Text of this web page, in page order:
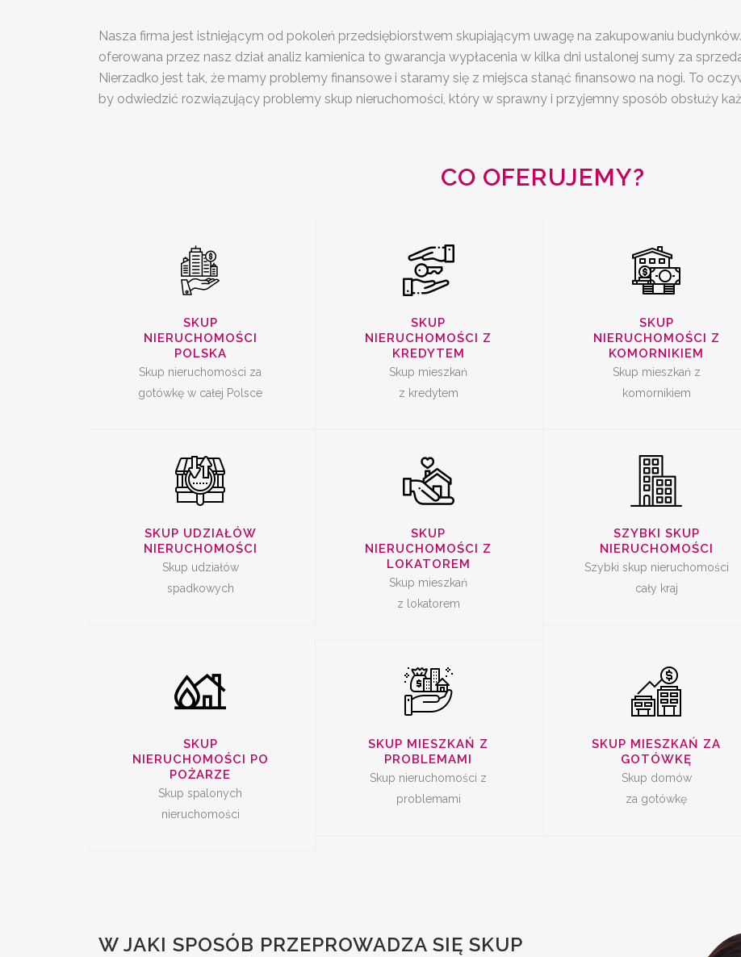
Nasza firma jest istniejącym od pokoleń przedsiębiorstwem skupiającym uwagę na zakupowaniu
oferowana przez nasz dział analiz kamienica to gwarancja wypłacenia w kilka dni ustalonej sumy za
Nierzadko jest tak, że mamy problemy finansowe i staramy się z miejsca stanąć finansowo na nogi. To
by odwiedzić rozwiązujący problemy skup nieruchomości, który w sprawny i przyjemny sposób obsłuży
CO OFERUJEMY?
SKUP
NIERUCHOMOŚCI
POLSKA
Skup nieruchomości za
gotówkę w całej Polsce
SKUP
NIERUCHOMOŚCI
SKUP
NIERUCHOMOŚCI Z
KREDYTEM
Skup mieszkań
z kredytem
SKUP MIESZKAŃ Z
SKUP
NIERUCHOMOŚCI Z
KOMORNIKIEM
Skup mieszkań z
komornikiem
SKUP
NIERUCHOMOŚCI Z
SKUP UDZIAŁÓW
NIERUCHOMOŚCI
Skup udziałów
spadkowych
SKUP UDZIAŁÓW W
NIERUCHOMOŚCI
SKUP
NIERUCHOMOŚCI Z
LOKATOREM
Skup mieszkań
z lokatorem
SPRZEDAŻ
MIESZKANIA Z
LOKATOREM
SZYBKI SKUP
NIERUCHOMOŚCI
Szybki skup nieruchomości
cały kraj
SZYBKA SPRZEDAŻ
MIESZKANIA
SKUP
NIERUCHOMOŚCI PO
POŻARZE
Skup spalonych
nieruchomości
SKUP SPALONYCH
NIERUCHOMOŚCI
SKUP MIESZKAŃ Z
PROBLEMAMI
Skup nieruchomości z
problemami
NIERUCHOMOŚCI Z
PROBLEMAMI
SKUP MIESZKAŃ ZA
GOTÓWKĘ
Skup domów
za gotówkę
NIERUCHOMOŚCI
ZA GOTÓWKĘ
W JAKI SPOSÓB PRZEPROWADZA SIĘ SKUP